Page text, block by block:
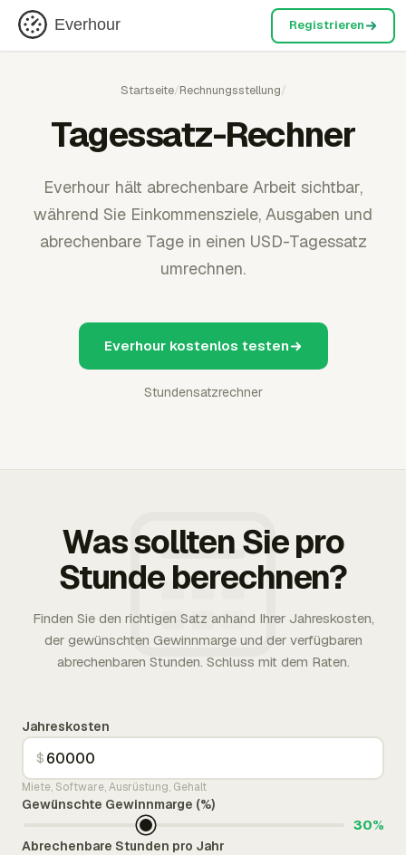
Everhour Registrieren
Startseite/Rechnungsstellung/
Tagessatz-Rechner
Everhour hält abrechenbare Arbeit sichtbar,
während Sie Einkommensziele, Ausgaben und
abrechenbare Tage in einen USD-Tagessatz
umrechnen.
Everhour kostenlos testen
Stundensatzrechner
Was sollten Sie pro
Stunde berechnen?
Finden Sie den richtigen Satz anhand Ihrer Jahreskosten,
der gewünschten Gewinnmarge und der verfügbaren
abrechenbaren Stunden. Schluss mit dem Raten.
Jahreskosten
$
Miete, Software, Ausrüstung, Gehalt
Gewünschte Gewinnmarge (%)
30%
Abrechenbare Stunden pro Jahr